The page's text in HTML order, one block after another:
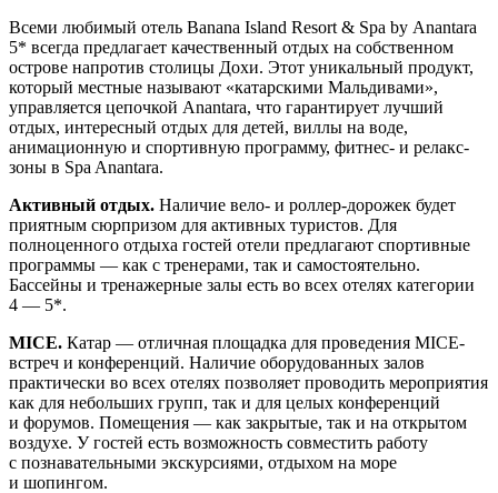
Всеми любимый отель Banana Island Resort & Spa by Anantara
5* всегда предлагает качественный отдых на собственном
острове напротив столицы Дохи. Этот уникальный продукт,
который местные называют «катарскими Мальдивами»,
управляется цепочкой Anantara, что гарантирует лучший
отдых, интересный отдых для детей, виллы на воде,
анимационную и спортивную программу, фитнес- и релакс-
зоны в Spa Anantara.
Активный отдых. Наличие вело- и роллер-дорожек будет
приятным сюрпризом для активных туристов. Для
полноценного отдыха гостей отели предлагают спортивные
программы — как с тренерами, так и самостоятельно.
Бассейны и тренажерные залы есть во всех отелях категории
4 — 5*.
MICE. Катар — отличная площадка для проведения MICE-
встреч и конференций. Наличие оборудованных залов
практически во всех отелях позволяет проводить мероприятия
как для небольших групп, так и для целых конференций
и форумов. Помещения — как закрытые, так и на открытом
воздухе. У гостей есть возможность совместить работу
с познавательными экскурсиями, отдыхом на море
и шопингом.